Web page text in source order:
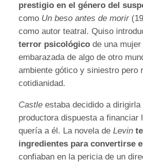
prestigio en el género del
como Un beso antes de morir
como autor teatral. Quiso
terror psicológicode una
embarazada de algo de otro
ambiente gótico y siniestro pero
cotidianidad.
Castleestaba decidido a dirigirla
productora dispuesta a financiar
quería a él. La novela deLevin
ingredientes para convertirse
confiaban en la pericia de un